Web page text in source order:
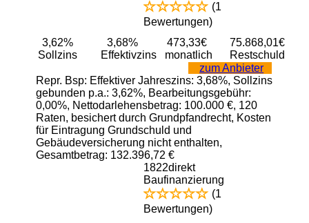
(1
Bewertungen)
3,62%
Sollzins
3,68%
Effektivzins
473,33€
monatlich
75.868,01€
Restschuld
zum Anbieter
Repr. Bsp: Effektiver Jahreszins: 3,68%, Sollzins
gebunden p.a.: 3,62%, Bearbeitungsgebühr:
0,00%, Nettodarlehensbetrag: 100.000 €, 120
Raten, besichert durch Grundpfandrecht, Kosten
für Eintragung Grundschuld und
Gebäudeversicherung nicht enthalten,
Gesamtbetrag: 132.396,72 €
1822direkt
Baufinanzierung
(1
Bewertungen)